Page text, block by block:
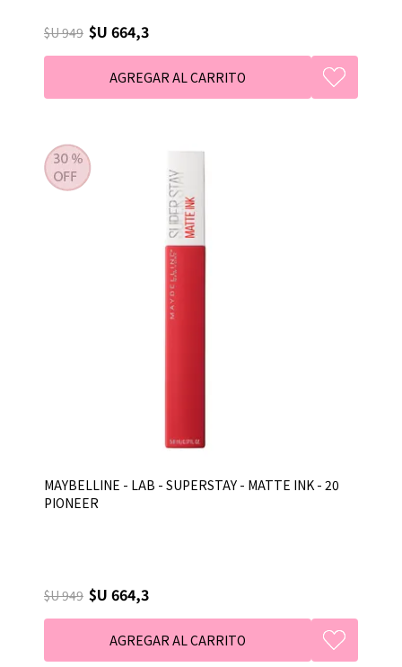
$U 949 $U 664,3
MAYBELLINE - LAB - SUPERSTAY - MATTE INK - 20
PIONEER
$U 949 $U 664,3